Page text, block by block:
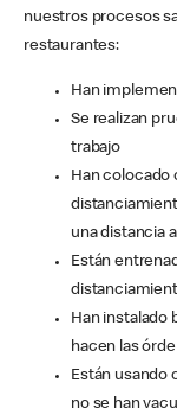
nuestros procesos
restaurantes:
Han
Se realizan
trabajo
Han colocado
una distancia
Están
Han instalado
hacen las
Están usando
no se han